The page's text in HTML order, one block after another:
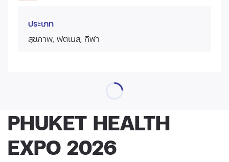
ประเภท
สุขภาพ, ฟิตเนส, กีฬา
PHUKET HEALTH
EXPO 2026